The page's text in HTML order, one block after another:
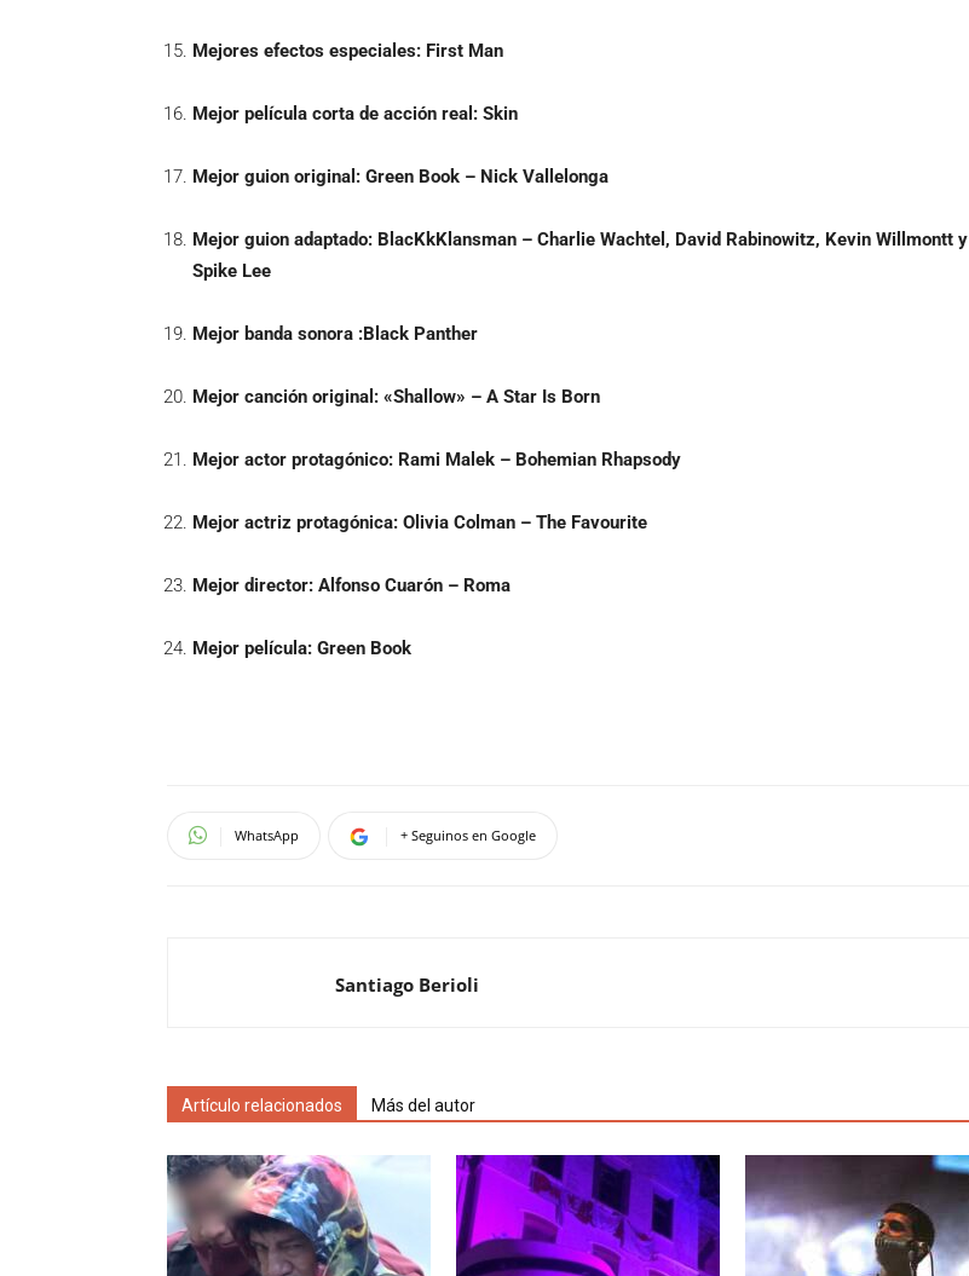
Mejores efectos especiales: First Man
Mejor película corta de acción real: Skin
Mejor guion original: Green Book – Nick Vallelonga
Mejor guion adaptado: BlacKkKlansman – Charlie Wachtel, David Rabinowitz, Kevin Willmontt y
Spike Lee
Mejor banda sonora :Black Panther
Mejor canción original: «Shallow» – A Star Is Born
Mejor actor protagónico: Rami Malek – Bohemian Rhapsody
Mejor actriz protagónica: Olivia Colman – The Favourite
Mejor director: Alfonso Cuarón – Roma
Mejor película: Green Book
WhatsApp + Seguinos en Google
Santiago Berioli
Artículo relacionados Más del autor